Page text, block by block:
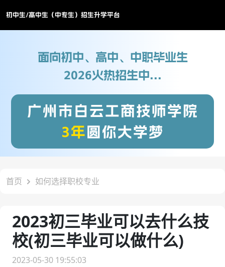
初中生/高中生（中专生）招生升学平台
面向初中、高中、中职毕业生
2026火热招生中...
广州市白云工商技师学院
3年圆你大学梦
首页 如何选择职校专业
2023初三毕业可以去什么技
校(初三毕业可以做什么)
2023-05-30 19:55:03